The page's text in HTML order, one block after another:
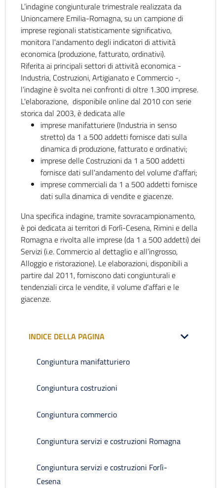
L’indagine congiunturale trimestrale realizzata da
Unioncamere Emilia-Romagna, su un campione di
imprese regionali statisticamente significativo,
monitora l'andamento degli indicatori di attività
economica (produzione, fatturato, ordinativi).
Riferita ai principali settori di attività economica -
Industria, Costruzioni, Artigianato e Commercio -,
l’indagine è svolta nei confronti di oltre 1.300 imprese.
L'elaborazione, disponibile online dal 2010 con serie
storica dal 2003, è dedicata alle
imprese manifatturiere (Industria in senso
stretto) da 1 a 500 addetti fornisce dati sulla
dinamica di produzione, fatturato e ordinativi;
imprese delle Costruzioni da 1 a 500 addetti
fornisce dati sull'andamento del volume d'affari;
imprese commerciali da 1 a 500 addetti fornisce
dati sulla dinamica di vendite e giacenze.
Una specifica indagine, tramite sovracampionamento,
è poi dedicata ai territori di Forlì-Cesena, Rimini e della
Romagna e rivolta alle imprese (da 1 a 500 addetti) dei
Servizi (i.e. Commercio al dettaglio e all’ingrosso,
Alloggio e ristorazione). Le elaborazioni, disponibili a
partire dal 2011, forniscono dati congiunturali e
tendenziali circa le vendite, il volume d’affari e le
giacenze.
INDICE DELLA PAGINA
Congiuntura manifatturiero
Congiuntura costruzioni
Congiuntura commercio
Congiuntura servizi e costruzioni Romagna
Congiuntura servizi e costruzioni Forlì-
Cesena